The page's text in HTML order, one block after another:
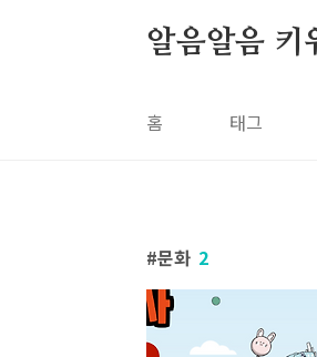
알음알음 키
홈 태그
문화 2